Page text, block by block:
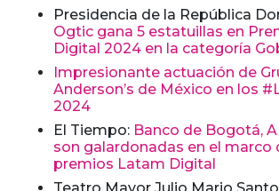
Presidencia de la República
Ogtic gana 5 estatuillas en
Digital 2024 en la categoría
Impresionante actuación de
Anderson’s de México en los
2024
El Tiempo: Banco de Bogotá,
son galardonadas en el marco
premios Latam Digital